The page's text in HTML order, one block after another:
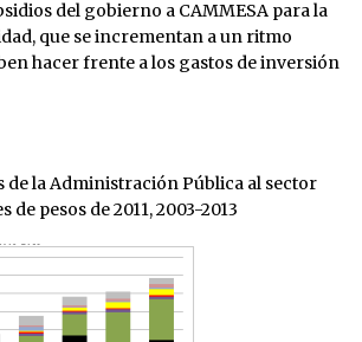
del gobierno a CAMMESA para la
que se incrementan a un ritmo
hacer frente a los gastos de inversión
de la Administración Pública al sector
pesos de 2011, 2003-2013